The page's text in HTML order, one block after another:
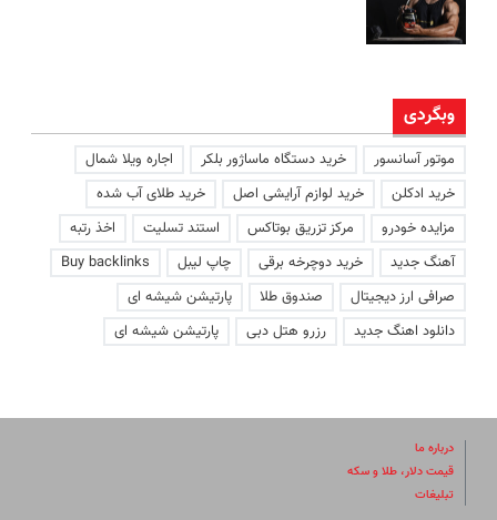
وبگردی
موتور آسانسور خرید دستگاه ماساژور بلکر
اجاره ویلا شمال
خرید ادکلن
خرید لوازم آرایشی اصل
خرید طلای آب شده
مزایده خودرو
مرکز تزریق بوتاکس استند تسلیت
اخذ رتبه
آهنگ جدید
خرید دوچرخه برقی چاپ لیبل
Buy backlinks
صرافی ارز دیجیتال
صندوق طلا
پارتیشن شیشه ای
دانلود اهنگ جدید
رزرو هتل دبی پارتیشن شیشه ای
درباره ما
قیمت دلار، طلا و سکه
تبلیغات